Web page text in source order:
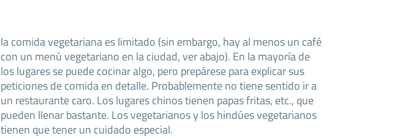
la comida vegetariana es limitado (sin embargo, hay al menos un café
con un menú vegetariano en la ciudad, ver abajo). En la mayoría de
los lugares se puede cocinar algo, pero prepárese para explicar sus
peticiones de comida en detalle. Probablemente no tiene sentido ir a
un restaurante caro. Los lugares chinos tienen papas fritas, etc., que
pueden llenar bastante. Los vegetarianos y los hindúes vegetarianos
tienen que tener un cuidado especial.